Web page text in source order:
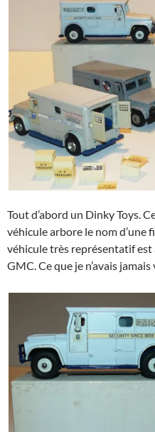
Tout d’abord un Dinky Toys.
véhicule arbore le nom d’une
véhicule très représentatif est
GMC. Ce que je n’avais